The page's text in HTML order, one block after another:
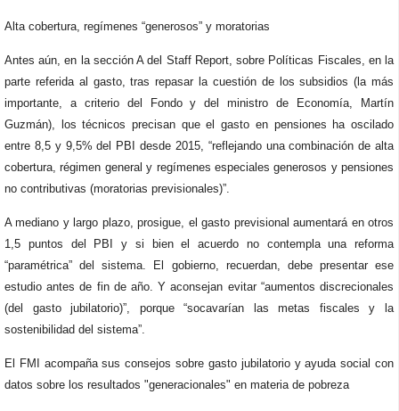
Alta cobertura, regímenes “generosos” y moratorias
Antes aún, en la sección A del Staff Report, sobre Políticas Fiscales, en la
parte referida al gasto, tras repasar la cuestión de los subsidios (la más
importante, a criterio del Fondo y del ministro de Economía, Martín
Guzmán), los técnicos precisan que el gasto en pensiones ha oscilado
entre 8,5 y 9,5% del PBI desde 2015, “reflejando una combinación de alta
cobertura, régimen general y regímenes especiales generosos y pensiones
no contributivas (moratorias previsionales)”.
A mediano y largo plazo, prosigue, el gasto previsional aumentará en otros
1,5 puntos del PBI y si bien el acuerdo no contempla una reforma
“paramétrica” del sistema. El gobierno, recuerdan, debe presentar ese
estudio antes de fin de año. Y aconsejan evitar “aumentos discrecionales
(del gasto jubilatorio)”, porque “socavarían las metas fiscales y la
sostenibilidad del sistema”.
El FMI acompaña sus consejos sobre gasto jubilatorio y ayuda social con
datos sobre los resultados "generacionales" en materia de pobreza